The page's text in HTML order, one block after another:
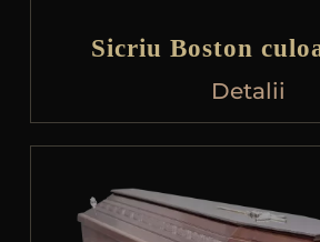
Sicriu Boston
Detalii